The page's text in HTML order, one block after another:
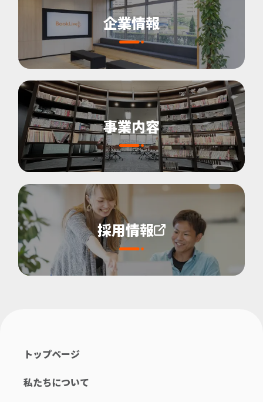
企業情報
事業内容
採用情報
トップページ
私たちについて